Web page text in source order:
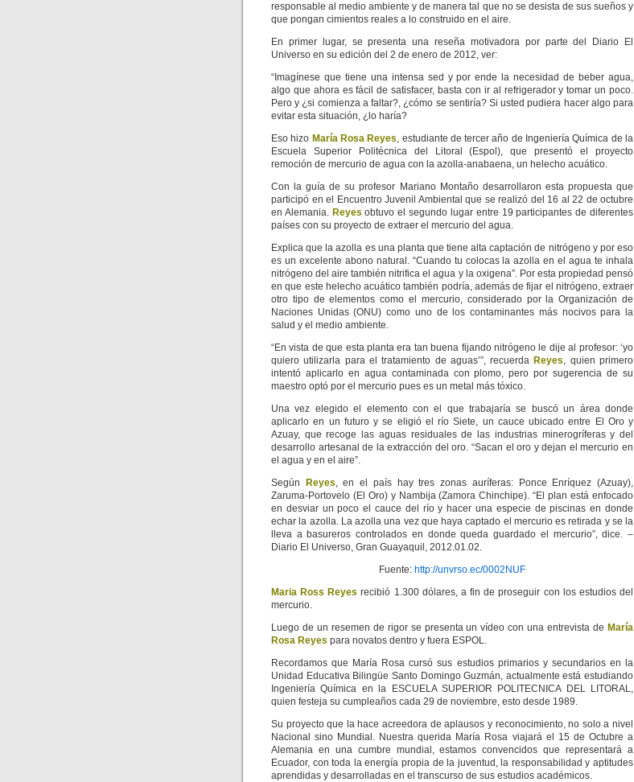
responsable al medio ambiente y de manera tal que no se desista de sus sueños y
que pongan cimientos reales a lo construido en el aire.
En primer lugar, se presenta una reseña motivadora por parte del Diario El
Universo en su edición del 2 de enero de 2012, ver:
“Imagínese que tiene una intensa sed y por ende la necesidad de beber agua,
algo que ahora es fácil de satisfacer, basta con ir al refrigerador y tomar un poco.
Pero y ¿si comienza a faltar?, ¿cómo se sentiría? Si usted pudiera hacer algo para
evitar esta situación, ¿lo haría?
Eso hizo María Rosa Reyes, estudiante de tercer año de Ingeniería Química de la
Escuela Superior Politécnica del Litoral (Espol), que presentó el proyecto
remoción de mercurio de agua con la azolla-anabaena, un helecho acuático.
Con la guía de su profesor Mariano Montaño desarrollaron esta propuesta que
participó en el Encuentro Juvenil Ambiental que se realizó del 16 al 22 de octubre
en Alemania. Reyes obtuvo el segundo lugar entre 19 participantes de diferentes
países con su proyecto de extraer el mercurio del agua.
Explica que la azolla es una planta que tiene alta captación de nitrógeno y por eso
es un excelente abono natural. “Cuando tu colocas la azolla en el agua te inhala
nitrógeno del aire también nitrifica el agua y la oxigena”. Por esta propiedad pensó
en que este helecho acuático también podría, además de fijar el nitrógeno, extraer
otro tipo de elementos como el mercurio, considerado por la Organización de
Naciones Unidas (ONU) como uno de los contaminantes más nocivos para la
salud y el medio ambiente.
“En vista de que esta planta era tan buena fijando nitrógeno le dije al profesor: ‘yo
quiero utilizarla para el tratamiento de aguas’”, recuerda Reyes, quien primero
intentó aplicarlo en agua contaminada con plomo, pero por sugerencia de su
maestro optó por el mercurio pues es un metal más tóxico.
Una vez elegido el elemento con el que trabajaría se buscó un área donde
aplicarlo en un futuro y se eligió el río Siete, un cauce ubicado entre El Oro y
Azuay, que recoge las aguas residuales de las industrias minerogríferas y del
desarrollo artesanal de la extracción del oro. “Sacan el oro y dejan el mercurio en
el agua y en el aire”.
Según
Reyes, en el país hay tres zonas auríferas: Ponce Enríquez (Azuay),
Zaruma-Portovelo (El Oro) y Nambija (Zamora Chinchipe). “El plan está enfocado
en desviar un poco el cauce del río y hacer una especie de piscinas en donde
echar la azolla. La azolla una vez que haya captado el mercurio es retirada y se la
lleva a basureros controlados en donde queda guardado el mercurio”, dice. –
Diario El Universo, Gran Guayaquil, 2012.01.02.
Fuente: http://unvrso.ec/0002NUF
Maria Ross Reyes recibió 1.300 dólares, a fin de proseguir con los estudios del
mercurio.
Luego de un resemen de rigor se presenta un vídeo con una entrevista de María
Rosa Reyes para novatos dentro y fuera ESPOL.
Recordamos que María Rosa cursó sus estudios primarios y secundarios en la
Unidad Educativa Bilingüe Santo Domingo Guzmán, actualmente está estudiando
Ingeniería Química en la ESCUELA SUPERIOR POLITECNICA DEL LITORAL,
quien festeja su cumpleaños cada 29 de noviembre, esto desde 1989.
Su proyecto que la hace acreedora de aplausos y reconocimiento, no solo a nivel
Nacional sino Mundial. Nuestra querida María Rosa viajará el 15 de Octubre a
Alemania en una cumbre mundial, estamos convencidos que representará a
Ecuador, con toda la energía propia de la juventud, la responsabilidad y aptitudes
aprendidas y desarrolladas en el transcurso de sus estudios académicos.